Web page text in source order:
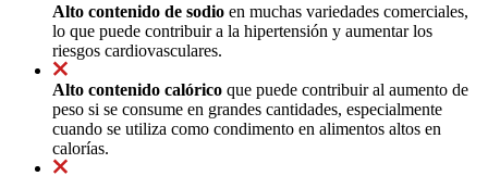
Alto contenido de sodio en muchas variedades comerciales,
lo que puede contribuir a la hipertensión y aumentar los
riesgos cardiovasculares.
Alto contenido calórico que puede contribuir al aumento de
peso si se consume en grandes cantidades, especialmente
cuando se utiliza como condimento en alimentos altos en
calorías.